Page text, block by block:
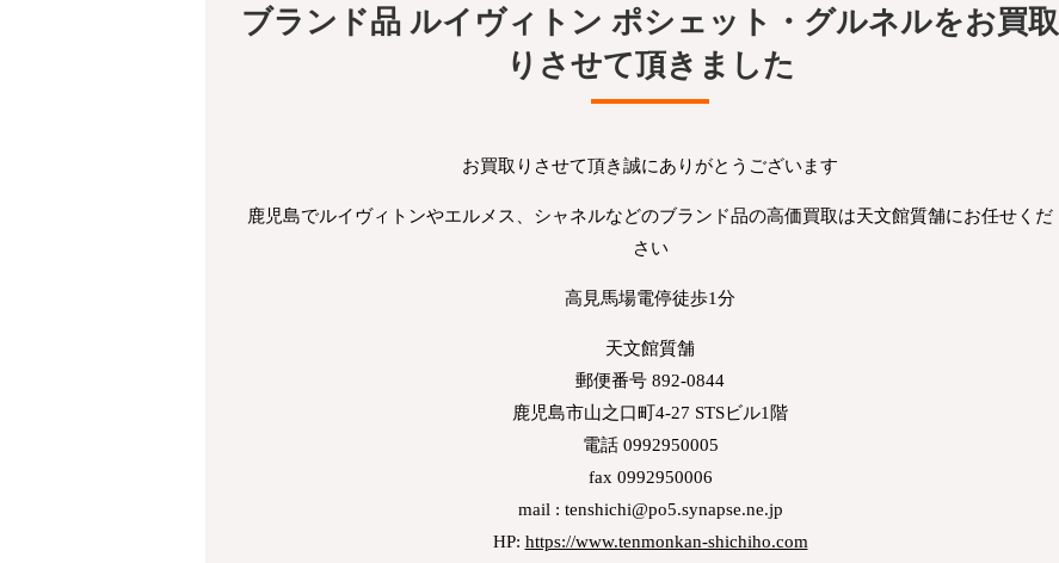
ブランド品 ルイヴィトン ポシェット・グルネルをお買取
りさせて頂きました
お買取りさせて頂き誠にありがとうございます
鹿児島でルイヴィトンやエルメス、シャネルなどのブランド品の高価買取は天文館質舗にお任せくだ
さい
高見馬場電停徒歩1分
天文館質舗
郵便番号 892-0844
鹿児島市山之口町4-27 STSビル1階
電話 0992950005
fax 0992950006
mail : tenshichi@po5.synapse.ne.jp
HP: https://www.tenmonkan-shichiho.com